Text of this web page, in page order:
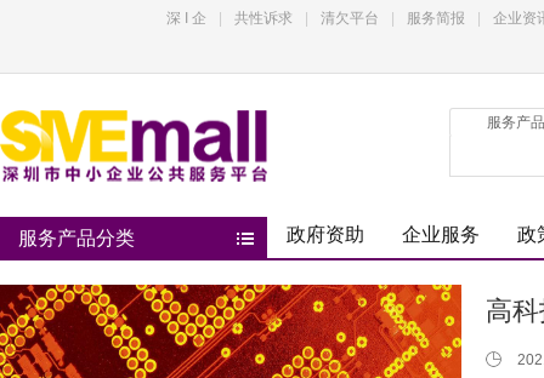
深 I 企 共性诉求 清欠平台 服务简报 企业资
服务产品
服务产品分类 政府资助 企业服务 政
高